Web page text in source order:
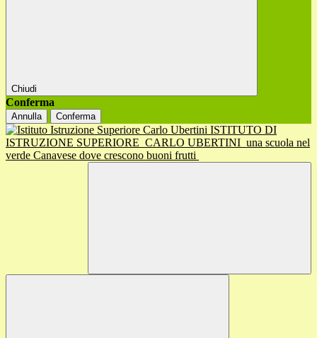
Chiudi
Conferma
Annulla Conferma
ISTITUTO DI
ISTRUZIONE SUPERIORE CARLO UBERTINI una scuola nel
verde Canavese dove crescono buoni frutti